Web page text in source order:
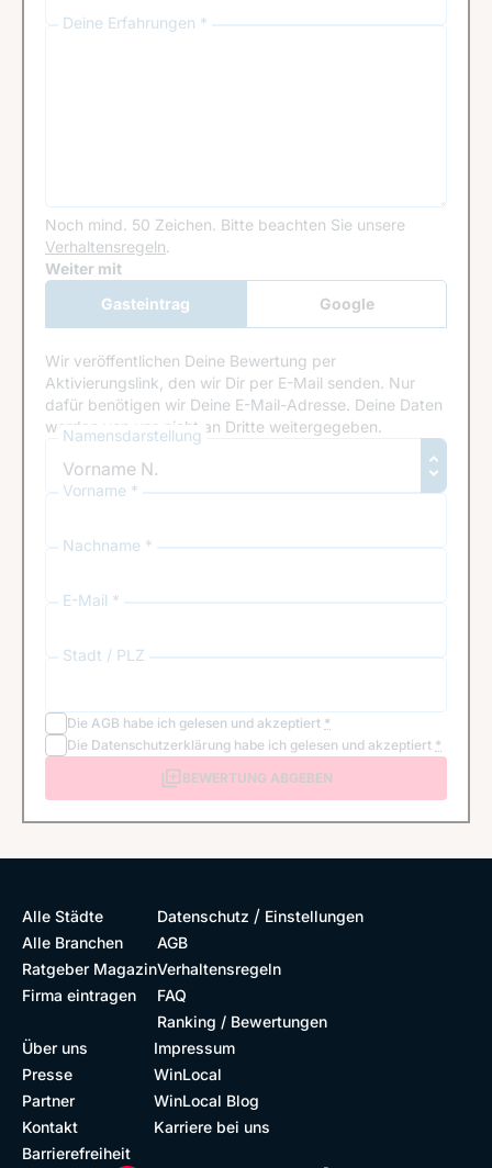
Deine Erfahrungen *
Noch mind. 50 Zeichen. Bitte beachten Sie unsere
Verhaltensregeln.
Google Recaptcha
Weiter mit
Gasteintrag
Google
Anmeldung
Wir veröffentlichen Deine Bewertung per
Aktivierungslink, den wir Dir per E-Mail senden. Nur
dafür benötigen wir Deine E-Mail-Adresse. Deine Daten
werden von uns nicht an Dritte weitergegeben.
Namensdarstellung
Vorname *
Nachname *
E-Mail *
Stadt / PLZ
Die AGB habe ich gelesen und akzeptiert *
Die Datenschutzerklärung habe ich gelesen und akzeptiert *
BEWERTUNG ABGEBEN
Alle Städte
Alle Branchen
Ratgeber Magazin
Firma eintragen
Datenschutz / Einstellungen
AGB
Verhaltensregeln
FAQ
Ranking / Bewertungen
Über uns
Presse
Partner
Kontakt
Barrierefreiheit
Impressum
WinLocal
WinLocal Blog
Karriere bei uns